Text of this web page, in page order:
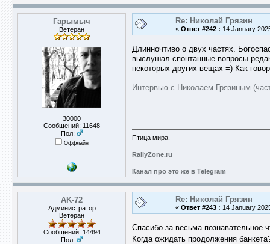
Гарымыч
Ветеран
30000
Сообщений: 11648
Пол:
Оффлайн
Re: Николай Грязин
« Ответ #242 : 14 January
Длинночтиво о двух частях.
выслушал спонтанные вопросы
некоторых других вещах =) Как
Интервью с Николаем Грязиным
Птица мира.
RallyZone.ru
Канал про это же в Telegram
AK-72
Администратор
Ветеран
Сообщений: 14494
Пол:
Re: Николай Грязин
« Ответ #243 : 14 January
Спасибо за весьма познавательное
Когда ожидать продолжения